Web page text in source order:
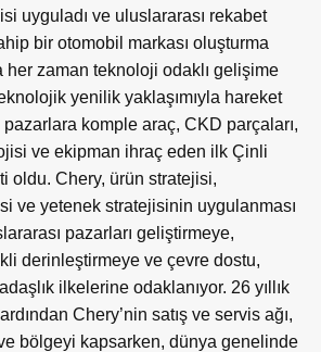
uyguladı ve uluslararası rekabet
bir otomobil markası oluşturma
her zaman teknoloji odaklı gelişime
yenilik yaklaşımıyla hareket
komple araç, CKD parçaları,
ve ekipman ihraç eden ilk Çinli
oldu. Chery, ürün stratejisi,
ve yetenek stratejisinin uygulanması
pazarları geliştirmeye,
derinleştirmeye ve çevre dostu,
ilkelerine odaklanıyor. 26 yıllık
Chery’nin satış ve servis ağı,
bölgeyi kapsarken, dünya genelinde